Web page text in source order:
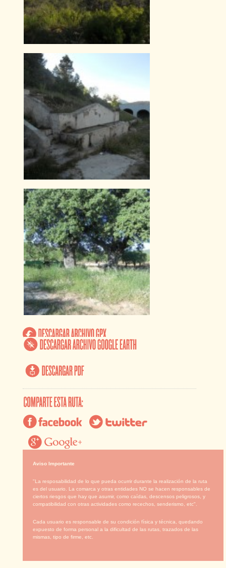
Aviso Importante
"La resposabilidad de lo que pueda ocurrir durante la realización de la ruta
es del usuario. La comarca y otras entidades NO se hacen responsables de
ciertos riesgos que hay que asumir, como caídas, descensos peligrosos, y
compatibilidad con otras actividades como recechos, senderismo, etc".
Cada usuario es responsable de su condición física y técnica, quedando
expuesto de forma personal a la dificultad de las rutas, trazados de las
mismas, tipo de firme, etc.